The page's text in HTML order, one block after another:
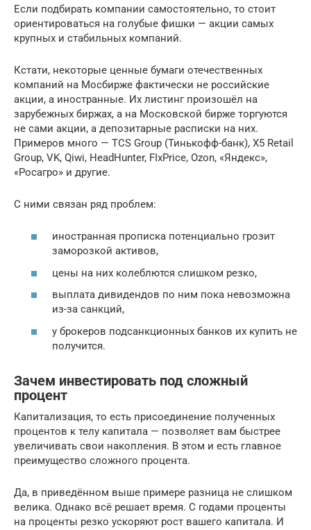
Если подбирать компании самостоятельно, то стоит
ориентироваться на голубые фишки — акции самых
крупных и стабильных компаний.
Кстати, некоторые ценные бумаги отечественных
компаний на Мосбирже фактически не российские
акции, а иностранные. Их листинг произошёл на
зарубежных биржах, а на Московской бирже торгуются
не сами акции, а депозитарные расписки на них.
Примеров много — TCS Group (Тинькофф-банк), X5 Retail
Group, VK, Qiwi, HeadHunter, FIxPrice, Ozon, «Яндекс»,
«Росагро» и другие.
С ними связан ряд проблем:
иностранная прописка потенциально грозит
заморозкой активов,
цены на них колеблются слишком резко,
выплата дивидендов по ним пока невозможна
из-за санкций,
у брокеров подсанкционных банков их купить не
получится.
Зачем инвестировать под сложный
процент
Капитализация, то есть присоединение полученных
процентов к телу капитала — позволяет вам быстрее
увеличивать свои накопления. В этом и есть главное
преимущество сложного процента.
Да, в приведённом выше примере разница не слишком
велика. Однако всё решает время. С годами проценты
на проценты резко ускоряют рост вашего капитала. И